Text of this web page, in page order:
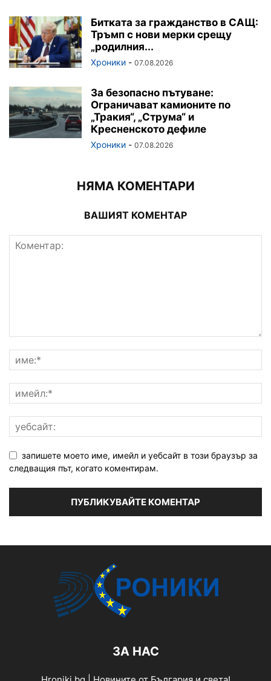
Битката за гражданство в САЩ:
Тръмп с нови мерки срещу
„родилния...
Хроники - 07.08.2026
За безопасно пътуване:
Ограничават камионите по
„Тракия“, „Струма“ и
Кресненското дефиле
Хроники - 07.08.2026
НЯМА КОМЕНТАРИ
ВАШИЯТ КОМЕНТАР
запишете моето име, имейл и уебсайт в този браузър за
следващия път, когато коментирам.
ЗА НАС